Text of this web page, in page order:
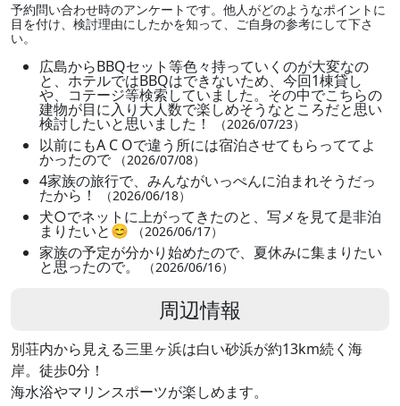
予約問い合わせ時のアンケートです。他人がどのようなポイントに
目を付け、検討理由にしたかを知って、ご自身の参考にして下さ
い。
広島からBBQセット等色々持っていくのが大変なの
と、ホテルではBBQはできないため、今回1棟貸し
や、コテージ等検索していました。その中でこちらの
建物が目に入り大人数で楽しめそうなところだと思い
検討したいと思いました！ （2026/07/23）
以前にもA C Oで違う所には宿泊させてもらっててよ
かったので （2026/07/08）
4家族の旅行で、みんながいっぺんに泊まれそうだっ
たから！ （2026/06/18）
犬○でネットに上がってきたのと、写メを見て是非泊
まりたいと😊 （2026/06/17）
家族の予定が分かり始めたので、夏休みに集まりたい
と思ったので。 （2026/06/16）
周辺情報
別荘内から見える三里ヶ浜は白い砂浜が約13km続く海
岸。徒歩0分！
海水浴やマリンスポーツが楽しめます。